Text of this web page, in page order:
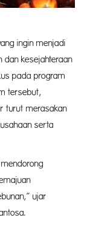
ingin menjadi
dan kesejahteraan
pada program
tersebut,
turut merasakan
serta
ujar